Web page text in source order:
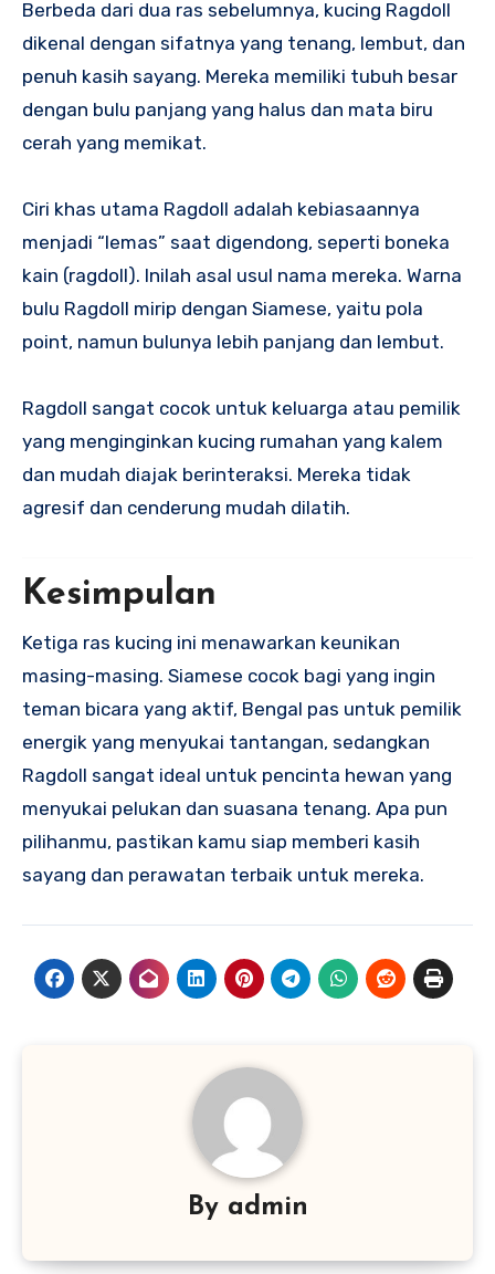
Berbeda dari dua ras sebelumnya, kucing Ragdoll
dikenal dengan sifatnya yang tenang, lembut, dan
penuh kasih sayang. Mereka memiliki tubuh besar
dengan bulu panjang yang halus dan mata biru
cerah yang memikat.
Ciri khas utama Ragdoll adalah kebiasaannya
menjadi “lemas” saat digendong, seperti boneka
kain (ragdoll). Inilah asal usul nama mereka. Warna
bulu Ragdoll mirip dengan Siamese, yaitu pola
point, namun bulunya lebih panjang dan lembut.
Ragdoll sangat cocok untuk keluarga atau pemilik
yang menginginkan kucing rumahan yang kalem
dan mudah diajak berinteraksi. Mereka tidak
agresif dan cenderung mudah dilatih.
Kesimpulan
Ketiga ras kucing ini menawarkan keunikan
masing-masing. Siamese cocok bagi yang ingin
teman bicara yang aktif, Bengal pas untuk pemilik
energik yang menyukai tantangan, sedangkan
Ragdoll sangat ideal untuk pencinta hewan yang
menyukai pelukan dan suasana tenang. Apa pun
pilihanmu, pastikan kamu siap memberi kasih
sayang dan perawatan terbaik untuk mereka.
By admin